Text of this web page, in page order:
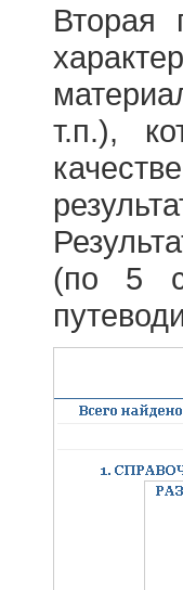
Вторая
т.п.),
(по 5